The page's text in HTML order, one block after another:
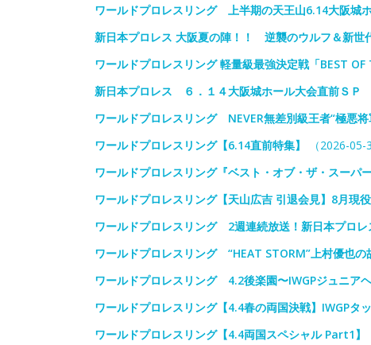
ワールドプロレスリング 上半期の天王山6.14大阪城
新日本プロレス 大阪夏の陣！！ 逆襲のウルフ＆新世
ワールドプロレスリング 軽量級最強決定戦「BEST OF
新日本プロレス ６．１４大阪城ホール大会直前ＳＰ
ワールドプロレスリング NEVER無差別級王者“極悪将
ワールドプロレスリング【6.14直前特集】
（2026-05-
ワールドプロレスリング『ベスト・オブ・ザ・スーパ
ワールドプロレスリング【天山広吉 引退会見】8月現
ワールドプロレスリング 2週連続放送！新日本プロレ
ワールドプロレスリング “HEAT STORM”上村優也の
ワールドプロレスリング 4.2後楽園〜IWGPジュニア
ワールドプロレスリング【4.4春の両国決戦】IWGPタ
ワールドプロレスリング【4.4両国スペシャル Part1】